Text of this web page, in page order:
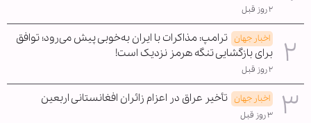
۲ روز قبل
اخبار جهان ترامپ: مذاکرات با ایران به‌خوبی پیش می‌رود؛ توافق
برای بازگشایی تنگه هرمز نزدیک است!
۲ روز قبل
اخبار جهان تأخیر عراق در اعزام زائران افغانستانی اربعین
۳ روز قبل